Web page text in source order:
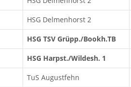
HSG Delmenhorst 2
HSG TSV Grüpp./Bookh.TB
HSG Harpst./Wildesh. 1
TuS Augustfehn